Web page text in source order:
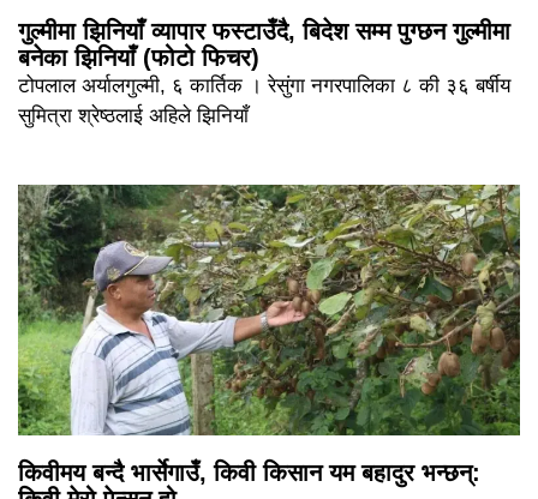
गुल्मीमा झिनियाँ व्यापार फस्टाउँदै, बिदेश सम्म पुग्छन गुल्मीमा
बनेका झिनियाँ (फोटो फिचर)
टोपलाल अर्यालगुल्मी, ६ कार्तिक । रेसुंगा नगरपालिका ८ की ३६ बर्षीय
सुमित्रा श्रेष्ठलाई अहिले झिनियाँ
किवीमय बन्दै भार्सेगाउँ, किवी किसान यम बहादुर भन्छन्: